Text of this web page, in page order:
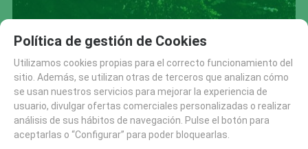
Política de gestión de Cookies
Utilizamos cookies propias para el correcto funcionamiento del
sitio. Además, se utilizan otras de terceros que analizan cómo
se usan nuestros servicios para mejorar la experiencia de
usuario, divulgar ofertas comerciales personalizadas o realizar
análisis de sus hábitos de navegación. Pulse el botón para
aceptarlas o “Configurar” para poder bloquearlas.